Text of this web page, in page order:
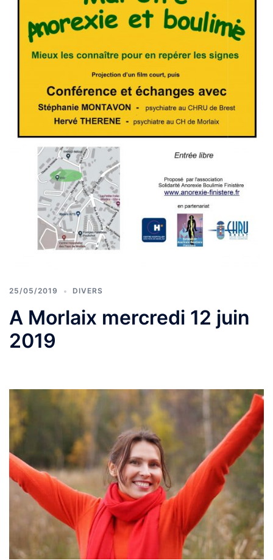
25/05/2019 DIVERS
A Morlaix mercredi 12 juin
2019